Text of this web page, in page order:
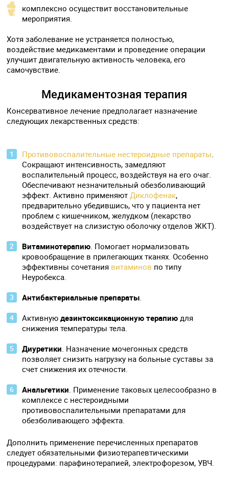
комплексно осуществит восстановительные
мероприятия.
Хотя заболевание не устраняется полностью,
воздействие медикаментами и проведение операции
улучшит двигательную активность человека, его
самочувствие.
Медикаментозная терапия
Консервативное лечение предполагает назначение
следующих лекарственных средств:
Противовоспалительные нестероидные препараты.
Сокращают интенсивность, замедляют
воспалительный процесс, воздействуя на его очаг.
Обеспечивают незначительный обезболивающий
эффект. Активно применяютДиклофенак,
предварительно убедившись, что у пациента нет
проблем с кишечником, желудком (лекарство
воздействует на слизистую оболочку отделов ЖКТ).
Витаминотерапию. Помогает нормализовать
кровообращение в прилегающих тканях. Особенно
эффективны сочетания витаминов по типу
Неуробекса.
Антибактериальные препараты.
Активнуюдезинтоксикационную терапию для
снижения температуры тела.
Диуретики. Назначение мочегонных средств
позволяет снизить нагрузку на больные суставы за
счет снижения их отечности.
Анальгетики. Применение таковых целесообразно в
комплексе с нестероидными
противовоспалительными препаратами для
обезболивающего эффекта.
Дополнить применение перечисленных препаратов
следует обязательными физиотерапевтическими
процедурами: парафинотерапией, электрофорезом, УВЧ.